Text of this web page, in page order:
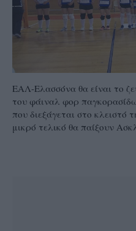
ΕΑΛ-Ελασσόνα θα είναι το
του φάιναλ φορ
που διεξάγεται στο κλειστό
μικρό τελικό θα παίξουν